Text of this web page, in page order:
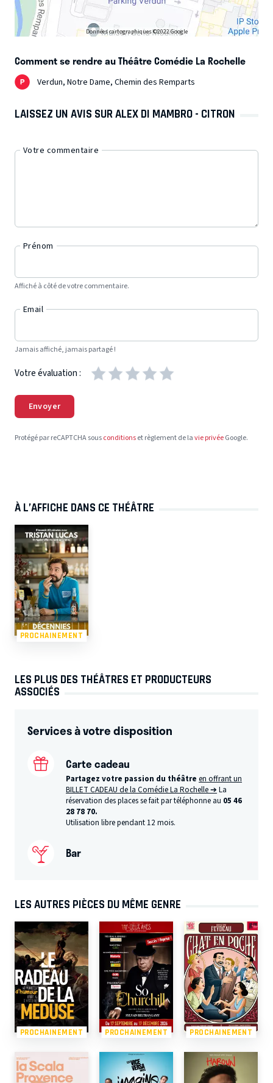
Données cartographiques ©2022 Google
Comment se rendre au Théâtre Comédie La Rochelle
Verdun, Notre Dame, Chemin des Remparts
LAISSEZ UN AVIS SUR ALEX DI MAMBRO - CITRON
Votre commentaire
Prénom
Affiché à côté de votre commentaire.
Email
Jamais affiché, jamais partagé !
Votre évaluation :
Envoyer
Protégé par reCAPTCHA sousconditionset règlement de lavie privéeGoogle.
À L’AFFICHE DANS CE THÉÂTRE
PROCHAINEMENT
LES PLUS DES THÉÂTRES ET PRODUCTEURS
ASSOCIÉS
Services à votre disposition
Carte cadeau
Partagez votre passion du théâtre en offrant un
BILLET CADEAU de la Comédie La Rochelle ➔ La
réservation des places se fait par téléphonne au 05 46
28 78 70.
Utilisation libre pendant 12 mois.
Bar
LES AUTRES PIÈCES DU MÊME GENRE
PROCHAINEMENT PROCHAINEMENT PROCHAINEMENT